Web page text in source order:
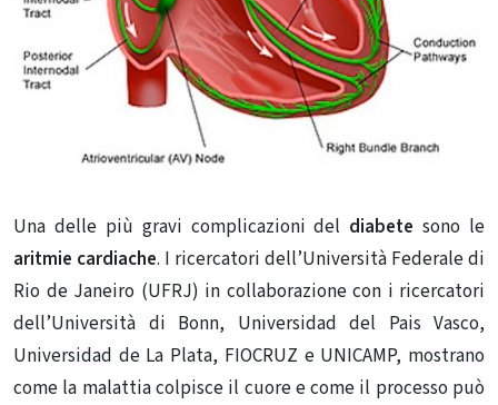
Una delle più gravi complicazioni del diabete sono le
aritmie cardiache. I ricercatori dell’Università Federale di
Rio de Janeiro (UFRJ) in collaborazione con i ricercatori
dell’Università di Bonn, Universidad del Pais Vasco,
Universidad de La Plata, FIOCRUZ e UNICAMP, mostrano
come la malattia colpisce il cuore e come il processo può